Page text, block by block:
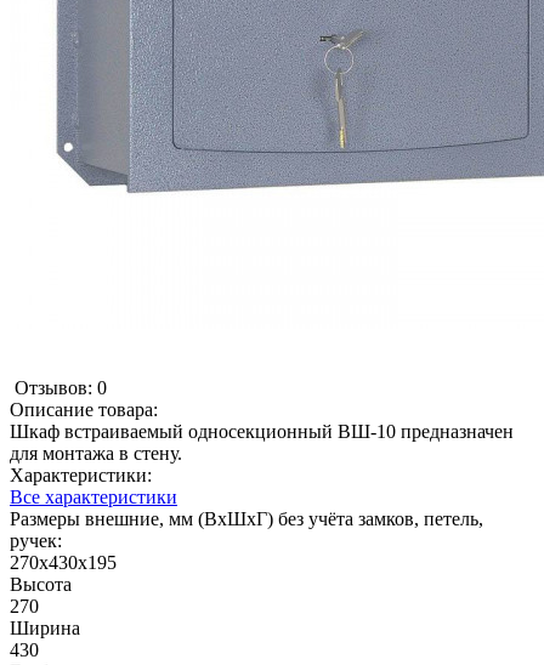
Отзывов: 0
Описание товара:
Шкаф встраиваемый односекционный ВШ-10 предназначен
для монтажа в стену.
Характеристики:
Все характеристики
Размеры внешние, мм (ВхШхГ) без учёта замков, петель,
ручек:
270х430х195
Высота
270
Ширина
430